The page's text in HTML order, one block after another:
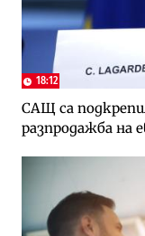
18:12
САЩ са
разпродажба на